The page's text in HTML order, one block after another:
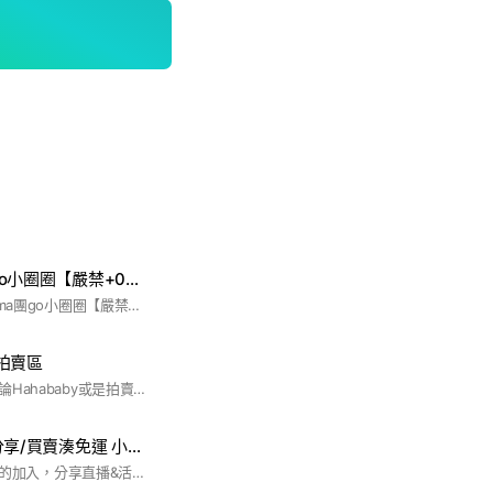
✨ Amymama團go小圈圈【嚴禁+0，通通+1】
歡迎加入 【Amymama團go小圈圈【嚴禁+0，通通+1】】！ 這裡是由 Amymama 嚴選的好物推坑基地！看到喜歡的東西，心裡默默「+1」就可以準備衝囉!哈哈哈
賣區
歡迎大家加入一起討論Hahababy或是拍賣相關產品！ 社群本來就沒有設定太多人，視情況做更動～所以要認真回答問題唷！再麻煩大家了♥
Hahababy 討論分享/買賣湊免運 小天地(非官方經營)
歡迎喜歡Haha baby的加入，分享直播&活動商品資訊；大家一起湊免運，一起分享穿搭！#hahababy #服飾品牌 #手作商品 #穿搭分享 #二伯 #蔡阿嘎 #蔡桃貴 #蔡波能 #市集 #快閃店 #代購 #湊免運 #小哈比 #親子裝 #ははべビー